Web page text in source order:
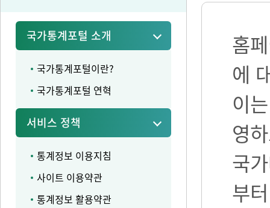
국가통계포털 소개
국가통계포털이란?
국가통계포털 연혁
서비스 정책
통계정보 이용지침
사이트 이용약관
통계정보 활용약관
홈
에
이
영
국
부